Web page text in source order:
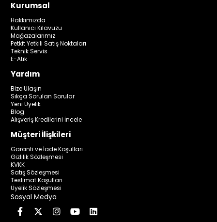
Kurumsal
Hakkımızda
Kullanıcı Kılavuzu
Mağazalarımız
Petkit Yetkili Satış Noktaları
Teknik Servis
E-Atık
Yardım
Bize Ulaşın
Sıkça Sorulan Sorular
Yeni Üyelik
Blog
Alışveriş Kredilerini İncele
Müşteri İlişkileri
Garanti ve İade Koşulları
Gizlilik Sözleşmesi
KVKK
Satış Sözleşmesi
Teslimat Koşulları
Üyelik Sözleşmesi
Sosyal Medya